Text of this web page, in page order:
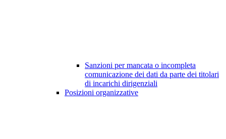
Sanzioni per mancata o incompleta
comunicazione dei dati da parte dei titolari
di incarichi dirigenziali
Posizioni organizzative